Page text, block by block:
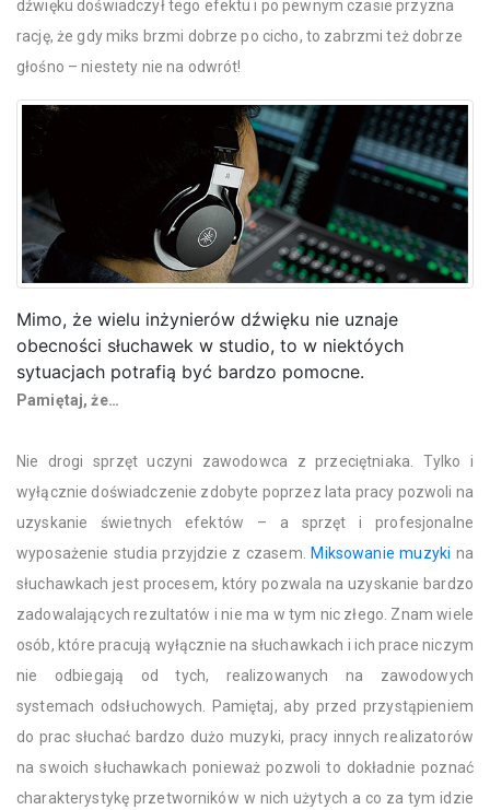
dźwięku doświadczył tego efektu i po pewnym czasie przyzna
rację, że gdy miks brzmi dobrze po cicho, to zabrzmi też dobrze
głośno – niestety nie na odwrót!
Mimo, że wielu inżynierów dźwięku nie uznaje
obecności słuchawek w studio, to w niektóych
sytuacjach potrafią być bardzo pomocne.
Pamiętaj, że…
Nie drogi sprzęt uczyni zawodowca z przeciętniaka. Tylko i
wyłącznie doświadczenie zdobyte poprzez lata pracy pozwoli na
uzyskanie świetnych efektów – a sprzęt i profesjonalne
wyposażenie studia przyjdzie z czasem. Miksowanie muzyki na
słuchawkach jest procesem, który pozwala na uzyskanie bardzo
zadowalających rezultatów i nie ma w tym nic złego. Znam wiele
osób, które pracują wyłącznie na słuchawkach i ich prace niczym
nie odbiegają od tych, realizowanych na zawodowych
systemach odsłuchowych. Pamiętaj, aby przed przystąpieniem
do prac słuchać bardzo dużo muzyki, pracy innych realizatorów
na swoich słuchawkach ponieważ pozwoli to dokładnie poznać
charakterystykę przetworników w nich użytych a co za tym idzie